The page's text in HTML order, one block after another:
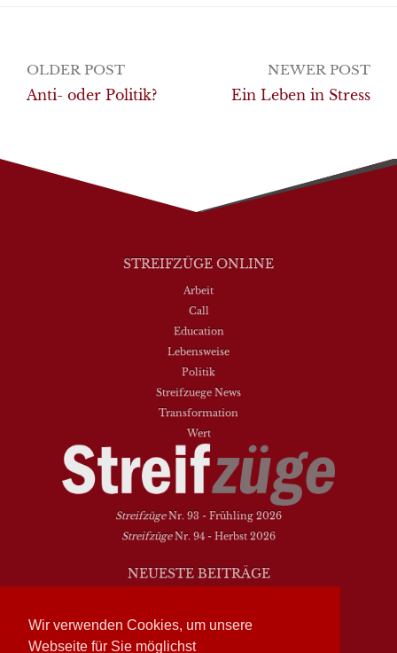
Wir verwenden Cookies, um unsere
Webseite für Sie möglichst
Post
navigation
OLDER POST
Anti- oder Politik?
NEWER POST
Ein Leben in Stress
STREIFZÜGE ONLINE
Arbeit
Call
Education
Lebensweise
Politik
Streifzuege News
Transformation
Wert
StreifzügeNr. 93 - Frühling 2026
StreifzügeNr. 94 - Herbst 2026
NEUESTE BEITRÄGE
Dasein als Fortsein
Das Elend der Soziologie